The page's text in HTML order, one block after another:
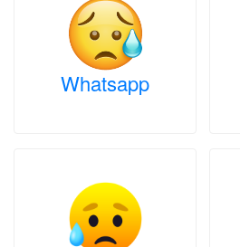
Whatsapp